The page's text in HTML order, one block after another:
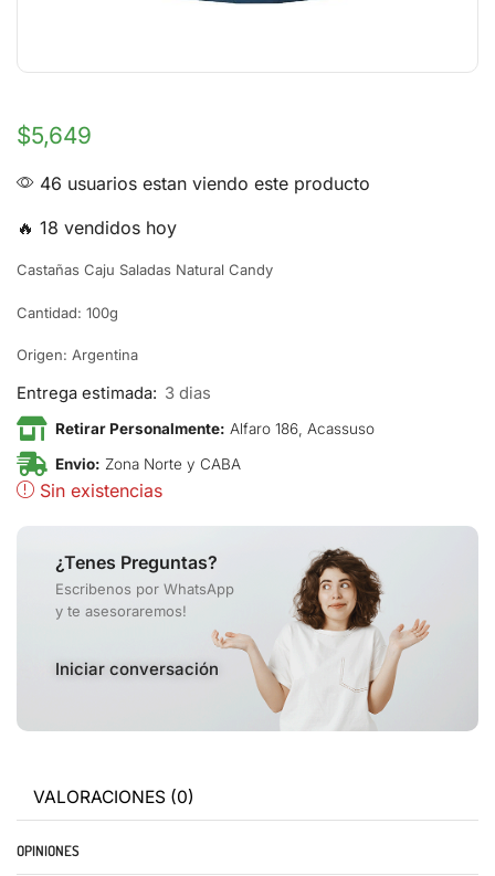
$5,649
46 usuarios estan viendo este producto
🔥 18 vendidos hoy
Castañas Caju Saladas Natural Candy
Cantidad: 100g
Origen: Argentina
Entrega estimada: 3 dias
Retirar Personalmente: Alfaro 186, Acassuso
Envio: Zona Norte y CABA
Sin existencias
¿Tenes Preguntas?
Escribenos por WhatsApp
y te asesoraremos!
Iniciar conversación
VALORACIONES (0)
OPINIONES